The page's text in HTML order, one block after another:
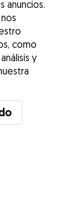
anuncios.
como
y